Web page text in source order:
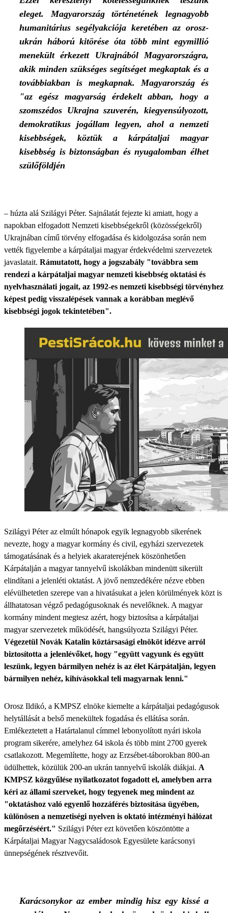
eleget. Magyarország történetének legnagyobb
humanitárius segélyakciója keretében az orosz-
ukrán háború kitörése óta több mint egymillió
menekült érkezett Ukrajnából Magyarországra,
akik minden szükséges segítséget megkaptak és a
továbbiakban is megkapnak. Magyarország és
"az egész magyarság érdekelt abban, hogy a
szomszédos Ukrajna szuverén, kiegyensúlyozott,
demokratikus jogállam legyen, ahol a nemzeti
kisebbségek, köztük a kárpátaljai magyar
kisebbség is biztonságban és nyugalomban élhet
szülőföldjén
– húzta alá Szilágyi Péter. Sajnálatát fejezte ki amiatt, hogy a
napokban elfogadott Nemzeti kisebbségekről (közösségekről)
Ukrajnában című törvény elfogadása és kidolgozása során nem
vették figyelembe a kárpátaljai magyar érdekvédelmi szervezetek
javaslatait. Rámutatott, hogy a jogszabály "továbbra sem
rendezi a kárpátaljai magyar nemzeti kisebbség oktatási és
nyelvhasználati jogait, az 1992-es nemzeti kisebbségi törvényhez
képest pedig visszalépések vannak a korábban meglévő
kisebbségi jogok tekintetében".
Szilágyi Péter az elmúlt hónapok egyik legnagyobb sikerének
nevezte, hogy a magyar kormány és civil, egyházi szervezetek
támogatásának és a helyiek akaraterejének köszönhetően
Kárpátalján a magyar tannyelvű iskolákban mindenütt sikerült
elindítani a jelenléti oktatást. A jövő nemzedékére nézve ebben
elévülhetetlen szerepe van a hivatásukat a jelen körülmények közt is
állhatatosan végző pedagógusoknak és nevelőknek. A magyar
kormány mindent megtesz azért, hogy biztosítsa a kárpátaljai
magyar szervezetek működését, hangsúlyozta Szilágyi Péter.
Végezetül Novák Katalin köztársasági elnököt idézve arról
biztosította a jelenlévőket, hogy "együtt vagyunk és együtt
leszünk, legyen bármilyen nehéz is az élet Kárpátalján, legyen
bármilyen nehéz, kihívásokkal teli magyarnak lenni."
Orosz Ildikó, a KMPSZ elnöke kiemelte a kárpátaljai pedagógusok
helytállását a belső menekültek fogadása és ellátása során.
Emlékeztetett a Határtalanul címmel lebonyolított nyári iskola
program sikerére, amelyhez 64 iskola és több mint 2700 gyerek
csatlakozott. Megemlítette, hogy az Erzsébet-táborokban 800-an
üdülhettek, közülük 200-an ukrán tannyelvű iskolák diákjai. A
KMPSZ közgyűlése nyilatkozatot fogadott el, amelyben arra
kéri az állami szerveket, hogy tegyenek meg mindent az
"oktatáshoz való egyenlő hozzáférés biztosítása ügyében,
különösen a nemzetiségi nyelven is oktató intézményi hálózat
megőrzéséért." Szilágyi Péter ezt követően köszöntötte a
Kárpátaljai Magyar Nagycsaládosok Egyesülete karácsonyi
ünnepségének résztvevőit.
Karácsonykor az ember mindig hisz egy kissé a